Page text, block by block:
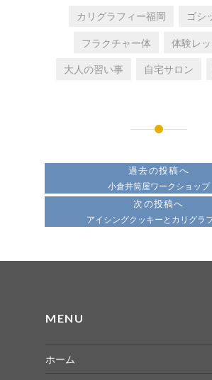
カリグラフィー福岡 ゴシ
フラクチャー体 体験レ
大人の習い事 自宅サロン
ー
過去の投稿へ
小倉井筒屋ワークショップ
次の投稿へ
アイシングクッキーとカリグラ
MENU
ホーム